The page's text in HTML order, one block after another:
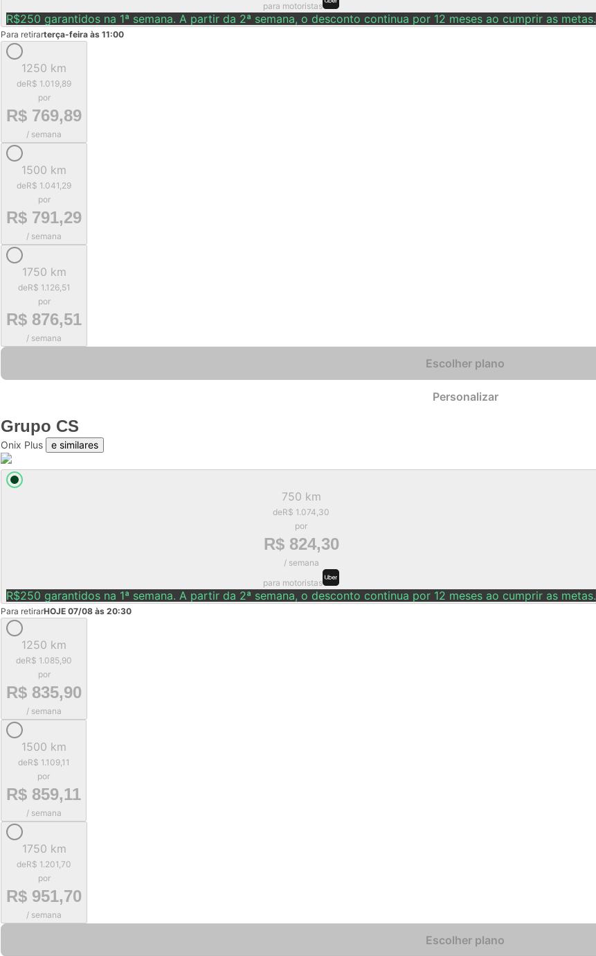
para motoristas
R$250 garantidos na 1ª semana. A partir da 2ª semana, o desconto continua por 12 meses ao cumprir as metas.
Para retirarterça-feira às 11:00
1250 km
deR$ 1.019,89
por
R$ 769,89
/ semana
1500 km
deR$ 1.041,29
por
R$ 791,29
/ semana
1750 km
deR$ 1.126,51
por
R$ 876,51
/ semana
Escolher plano
Personalizar
Grupo CS
Onix Plus e similares
750 km
deR$ 1.074,30
por
R$ 824,30
/ semana
para motoristas
R$250 garantidos na 1ª semana. A partir da 2ª semana, o desconto continua por 12 meses ao cumprir as metas.
Para retirarHOJE 07/08 às 20:30
1250 km
deR$ 1.085,90
por
R$ 835,90
/ semana
1500 km
deR$ 1.109,11
por
R$ 859,11
/ semana
1750 km
deR$ 1.201,70
por
R$ 951,70
/ semana
Escolher plano